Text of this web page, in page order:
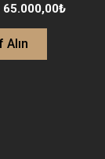
65.000,00₺
Alın